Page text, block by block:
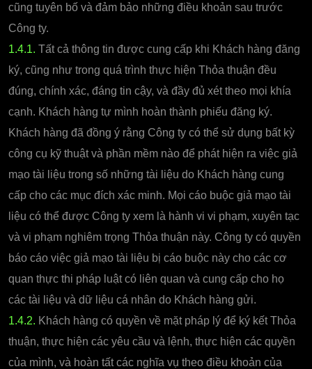
cũng tuyên bố và đảm bảo những điều khoản sau trước
Công ty.
1.4.1. Tất cả thông tin được cung cấp khi Khách hàng đăng
ký, cũng như trong quá trình thực hiện Thỏa thuận đều
đúng, chính xác, đáng tin cậy, và đầy đủ xét theo mọi khía
cạnh. Khách hàng tự mình hoàn thành phiếu đăng ký.
Khách hàng đã đồng ý rằng Công ty có thể sử dụng bất kỳ
công cụ kỹ thuật và phần mềm nào để phát hiện ra việc giả
mạo tài liệu trong số những tài liệu do Khách hàng cung
cấp cho các mục đích xác minh. Mọi cáo buộc giả mạo tài
liệu có thể được Công ty xem là hành vi vi phạm, xuyên tạc
và vi phạm nghiêm trọng Thỏa thuận này. Công ty có quyền
báo cáo việc giả mạo tài liệu bị cáo buộc này cho các cơ
quan thực thi pháp luật có liên quan và cung cấp cho họ
các tài liệu và dữ liệu cá nhân do Khách hàng gửi.
1.4.2. Khách hàng có quyền về mặt pháp lý để ký kết Thỏa
thuận, thực hiện các yêu cầu và lệnh, thực hiện các quyền
của mình, và hoàn tất các nghĩa vụ theo điều khoản của